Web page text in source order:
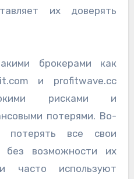
их доверять
брокерами как
и profitwave.cc
рисками и
потерями. Во-
все свои
без возможности их
часто используют